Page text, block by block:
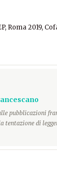
Roma 2019,
pubblicazioni
tentazione di